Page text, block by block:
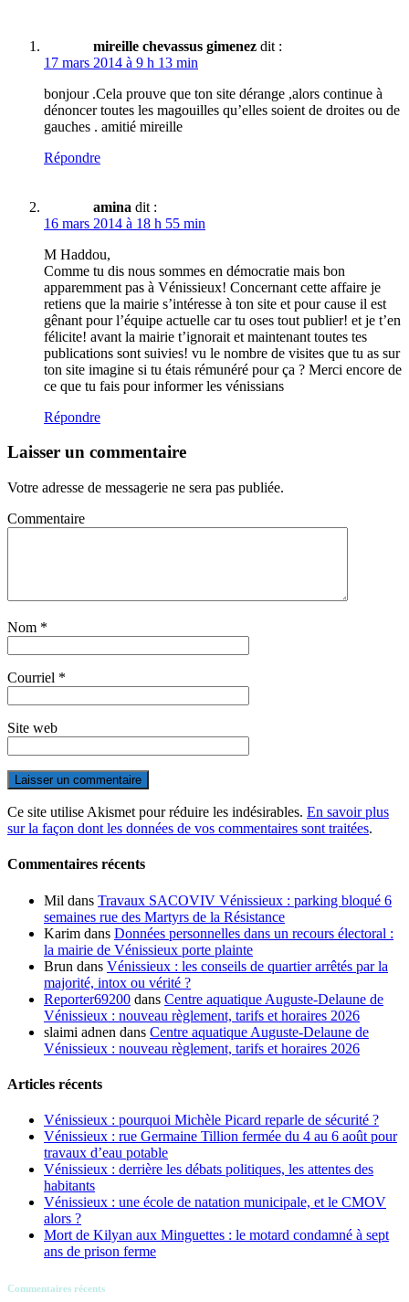
mireille chevassus gimenez dit :
17 mars 2014 à 9 h 13 min
bonjour .Cela prouve que ton site dérange ,alors continue à
dénoncer toutes les magouilles qu’elles soient de droites ou de
gauches . amitié mireille
Répondre
amina dit :
16 mars 2014 à 18 h 55 min
M Haddou,
Comme tu dis nous sommes en démocratie mais bon
apparemment pas à Vénissieux! Concernant cette affaire je
retiens que la mairie s’intéresse à ton site et pour cause il est
gênant pour l’équipe actuelle car tu oses tout publier! et je t’en
félicite! avant la mairie t’ignorait et maintenant toutes tes
publications sont suivies! vu le nombre de visites que tu as sur
ton site imagine si tu étais rémunéré pour ça ? Merci encore de
ce que tu fais pour informer les vénissians
Répondre
Laisser un commentaire
Votre adresse de messagerie ne sera pas publiée.
Commentaire
Nom *
Courriel *
Site web
Ce site utilise Akismet pour réduire les indésirables. En savoir plus
sur la façon dont les données de vos commentaires sont traitées.
Commentaires récents
Mil dans Travaux SACOVIV Vénissieux : parking bloqué 6
semaines rue des Martyrs de la Résistance
Karim dans Données personnelles dans un recours électoral :
la mairie de Vénissieux porte plainte
Brun dans Vénissieux : les conseils de quartier arrêtés par la
majorité, intox ou vérité ?
Reporter69200 dans Centre aquatique Auguste-Delaune de
Vénissieux : nouveau règlement, tarifs et horaires 2026
slaimi adnen dans Centre aquatique Auguste-Delaune de
Vénissieux : nouveau règlement, tarifs et horaires 2026
Articles récents
Vénissieux : pourquoi Michèle Picard reparle de sécurité ?
Vénissieux : rue Germaine Tillion fermée du 4 au 6 août pour
travaux d’eau potable
Vénissieux : derrière les débats politiques, les attentes des
habitants
Vénissieux : une école de natation municipale, et le CMOV
alors ?
Mort de Kilyan aux Minguettes : le motard condamné à sept
ans de prison ferme
Commentaires récents